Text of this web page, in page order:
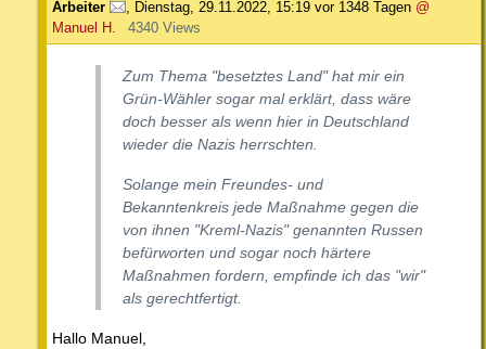
Arbeiter , Dienstag, 29.11.2022, 15:19 vor 1348 Tagen @
Manuel H.
4340 Views
Zum Thema "besetztes Land" hat mir ein
Grün-Wähler sogar mal erklärt, dass wäre
doch besser als wenn hier in Deutschland
wieder die Nazis herrschten.
Solange mein Freundes- und
Bekanntenkreis jede Maßnahme gegen die
von ihnen "Kreml-Nazis" genannten Russen
befürworten und sogar noch härtere
Maßnahmen fordern, empfinde ich das "wir"
als gerechtfertigt.
Hallo Manuel,